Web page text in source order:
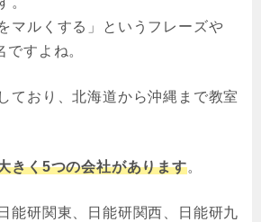
マルくする」というフレーズや
ですよね。
ており、北海道から沖縄まで教室
きく5つの会社があります。
能研関東、日能研関西、日能研九